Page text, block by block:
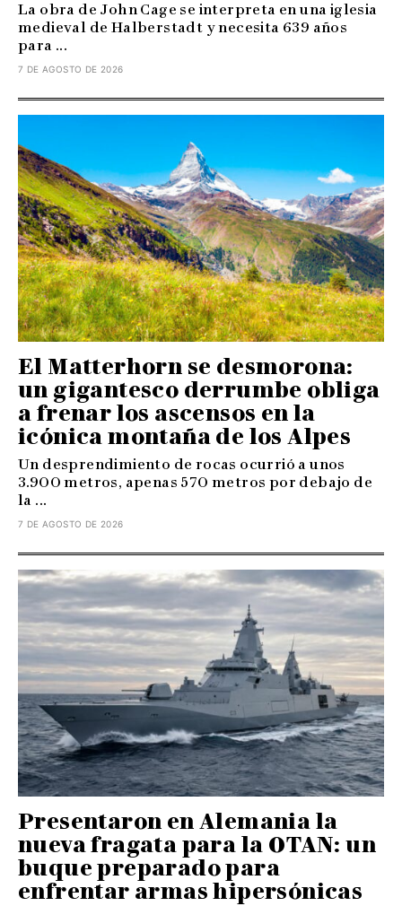
La obra de John Cage se interpreta en una iglesia
medieval de Halberstadt y necesita 639 años
para ...
7 DE AGOSTO DE 2026
El Matterhorn se desmorona:
un gigantesco derrumbe obliga
a frenar los ascensos en la
icónica montaña de los Alpes
Un desprendimiento de rocas ocurrió a unos
3.900 metros, apenas 570 metros por debajo de
la ...
7 DE AGOSTO DE 2026
Presentaron en Alemania la
nueva fragata para la OTAN: un
buque preparado para
enfrentar armas hipersónicas